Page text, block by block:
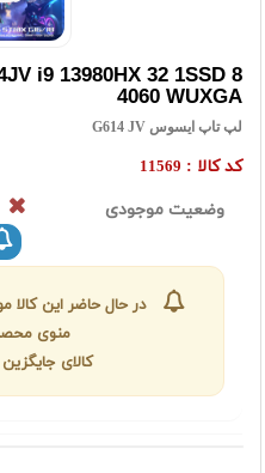
i9 13980HX 32 1SSD 8
4060 WUXGA
لپ تاپ ایسوس G614 JV
کد کالا : 11569
وضعیت موجودی
در حال حاضر این کالا
منوی
کالای